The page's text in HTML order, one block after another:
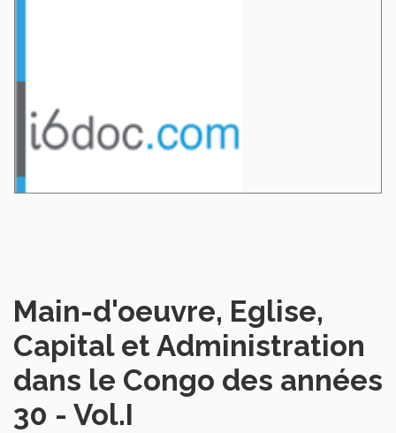
Main-d'oeuvre, Eglise,
Capital et Administration
dans le Congo des années
30 - Vol.I